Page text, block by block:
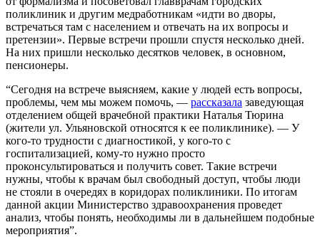
поликлиник и другим медработникам «идти во дворы,
встречаться там с населением и отвечать на их вопросы и
претензии». Первые встречи прошли спустя несколько дней.
На них пришли несколько десятков человек, в основном,
пенсионеры.
“Сегодня на встрече выясняем, какие у людей есть вопросы,
проблемы, чем мы можем помочь, — рассказала заведующая
отделением общей врачебной практики Наталья Тюрина
(жители ул. Ульяновской относятся к ее поликлинике). — У
кого-то трудности с диагностикой, у кого-то с
госпитализацией, кому-то нужно просто
проконсультироваться и получить совет. Такие встречи
нужны, чтобы к врачам был свободный доступ, чтобы люди
не стояли в очередях в коридорах поликлиники. По итогам
данной акции Министерство здравоохранения проведет
анализ, чтобы понять, необходимы ли в дальнейшем подобные
мероприятия”.